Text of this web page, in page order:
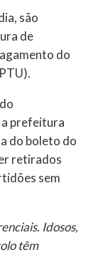
são
de
do
prefeitura
do boleto do
retirados
sem
Idosos,
têm